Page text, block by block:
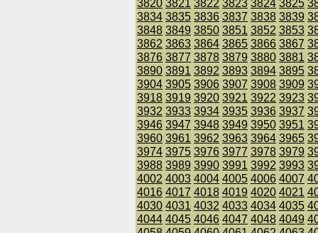
3820 3821 3822 3823 3824 3825
3834 3835 3836 3837 3838 3839
3848 3849 3850 3851 3852 3853
3862 3863 3864 3865 3866 3867
3876 3877 3878 3879 3880 3881
3890 3891 3892 3893 3894 3895
3904 3905 3906 3907 3908 3909
3918 3919 3920 3921 3922 3923
3932 3933 3934 3935 3936 3937
3946 3947 3948 3949 3950 3951
3960 3961 3962 3963 3964 3965
3974 3975 3976 3977 3978 3979
3988 3989 3990 3991 3992 3993
4002 4003 4004 4005 4006 4007
4016 4017 4018 4019 4020 4021
4030 4031 4032 4033 4034 4035
4044 4045 4046 4047 4048 4049